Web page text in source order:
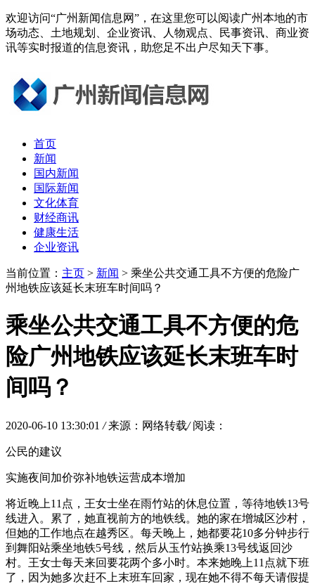
欢迎访问“广州新闻信息网”，在这里您可以阅读广州本地的市
场动态、土地规划、企业资讯、人物观点、民事资讯、商业资
讯等实时报道的信息资讯，助您足不出户尽知天下事。
首页
新闻
国内新闻
国际新闻
文化体育
财经商讯
健康生活
企业资讯
当前位置： 主页 > 新闻 > 乘坐公共交通工具不方便的危险广
州地铁应该延长末班车时间吗？
乘坐公共交通工具不方便的危
险广州地铁应该延长末班车时
间吗？
2020-06-10 13:30:01 / 来源：网络转载/ 阅读：
公民的建议
实施夜间加价弥补地铁运营成本增加
将近晚上11点，王女士坐在雨竹站的休息位置，等待地铁13号
线进入。累了，她直视前方的地铁线。她的家在增城区沙村，
但她的工作地点在越秀区。每天晚上，她都要花10多分钟步行
到舞阳站乘坐地铁5号线，然后从玉竹站换乘13号线返回沙
村。王女士每天来回要花两个多小时。本来她晚上11点就下班
了，因为她多次赶不上末班车回家，现在她不得不每天请假提